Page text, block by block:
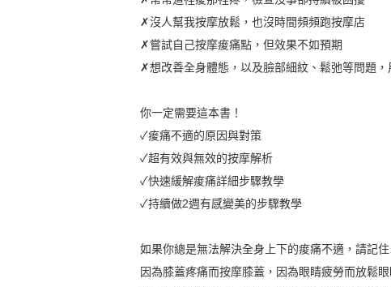
✗沒人幫我按摩放鬆，也沒時間頻頻跑按摩店
✗嘗試自己按摩痠痛點，但效果不如預期
✗想改善全身體態，以及臉部細紋、鬆弛等問題
你一定需要這本書！
✓痠痛不適的原因與對策
✓超有效與無效的按摩解析
✓快速緩解痠痛詳細步驟教學
✓持續做2週有感變美的步驟教學
如果你總是無法解決全身上下的痠痛不適，請記
因為膝蓋疼痛而按摩膝蓋，因為眼睛疲勞而放鬆